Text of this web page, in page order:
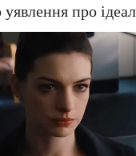
уявлення про